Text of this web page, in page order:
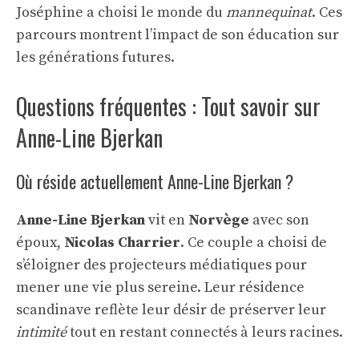
Joséphine a choisi le monde du mannequinat. Ces
parcours montrent l’impact de son éducation sur
les générations futures.
Questions fréquentes : Tout savoir sur
Anne-Line Bjerkan
Où réside actuellement Anne-Line Bjerkan ?
Anne-Line Bjerkanvit en Norvège avec son
époux, Nicolas Charrier. Ce couple a choisi de
s’éloigner des projecteurs médiatiques pour
mener une vie plus sereine. Leur résidence
scandinave reflète leur désir de préserver leur
intimitétout en restant connectés à leurs racines.